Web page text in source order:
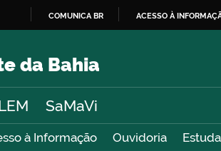
O
COMUNICA BR ACESSO À
da Bahia
SaMaVi
à Informação Ouvidoria